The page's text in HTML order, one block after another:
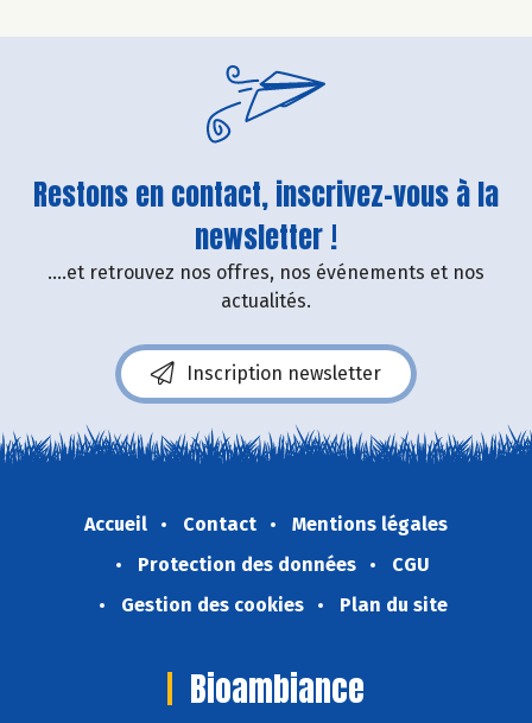
Restons en contact, inscrivez-vous à la
newsletter !
....et retrouvez nos offres, nos événements et nos
actualités.
Inscription newsletter
Accueil Contact
Mentions légales
Protection des données
CGU
Gestion des cookies
Plan du site
Bioambiance